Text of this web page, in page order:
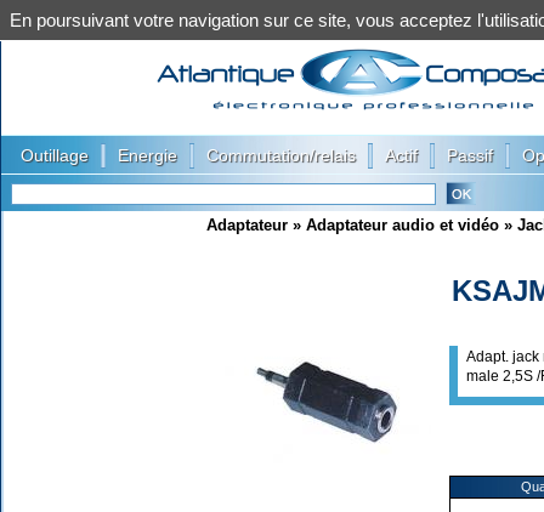
Outillage Energie Commutation/relais Actif Passif
Adaptateur » Adaptateur audio et vidéo »
Adapt. jack
male 2,5S
En poursuivant votre navigation sur ce site, vous acceptez